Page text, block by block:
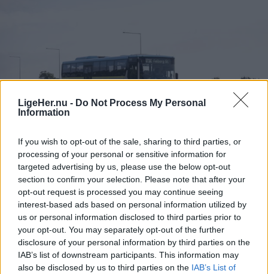
LigeHer.nu - Do Not Process My Personal
Information
If you wish to opt-out of the sale, sharing to third parties, or
processing of your personal or sensitive information for
targeted advertising by us, please use the below opt-out
section to confirm your selection. Please note that after your
opt-out request is processed you may continue seeing
interest-based ads based on personal information utilized by
us or personal information disclosed to third parties prior to
your opt-out. You may separately opt-out of the further
disclosure of your personal information by third parties on the
IAB’s list of downstream participants. This information may
also be disclosed by us to third parties on the IAB’s List of
- Jeg har ikke så meget tilbage, for det meste er
Aktuelt
Nordjyllands Trafikselskab mangler
tocifret millionbeløb
Simon Jensen
Journalist
Følg os på Discover